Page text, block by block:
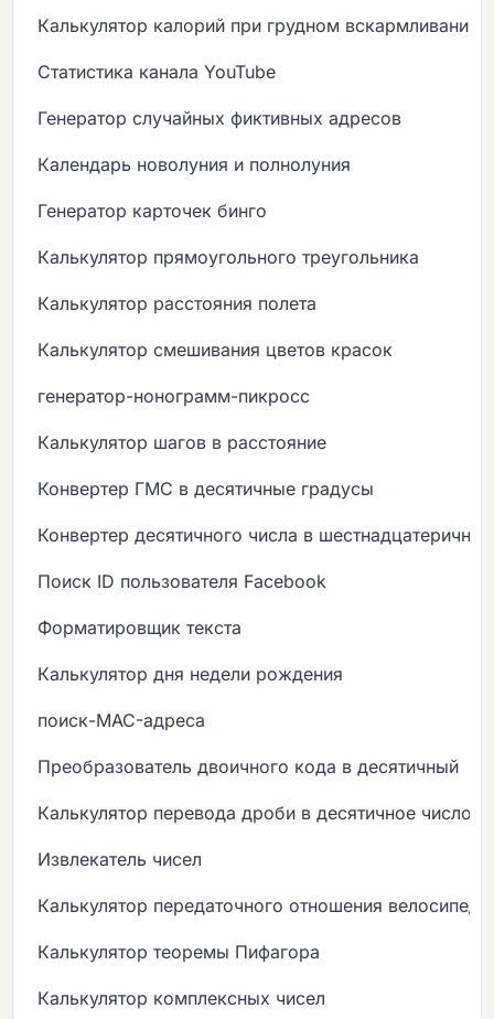
Калькулятор калорий при грудном вскармливании
Статистика канала YouTube
Генератор случайных фиктивных адресов
Календарь новолуния и полнолуния
Генератор карточек бинго
Калькулятор прямоугольного треугольника
Калькулятор расстояния полета
Калькулятор смешивания цветов красок
генератор-нонограмм-пикросс
Калькулятор шагов в расстояние
Конвертер ГМС в десятичные градусы
Конвертер десятичного числа в шестнадцатеричный
Поиск ID пользователя Facebook
Форматировщик текста
Калькулятор дня недели рождения
поиск-MAC-адреса
Преобразователь двоичного кода в десятичный
Калькулятор перевода дроби в десятичное число
Извлекатель чисел
Калькулятор передаточного отношения велосипеда
Калькулятор теоремы Пифагора
Калькулятор комплексных чисел